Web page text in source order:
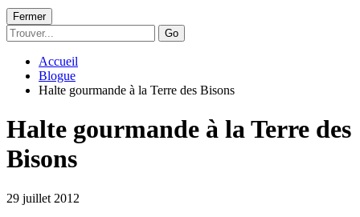
Fermer
Go
Accueil
Blogue
Halte gourmande à la Terre des Bisons
Halte gourmande à la Terre des
Bisons
29 juillet 2012